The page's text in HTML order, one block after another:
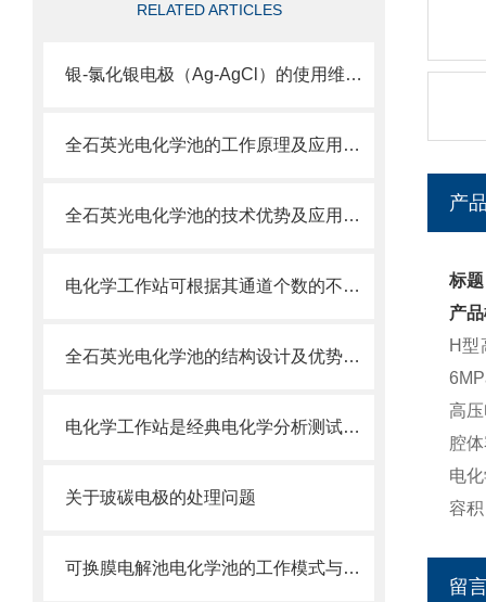
RELATED ARTICLES
银-氯化银电极（Ag-AgCl）的使用维护及注意事项
全石英光电化学池的工作原理及应用场景
全石英光电化学池的技术优势及应用场景
电化学工作站可根据其通道个数的不同分为单通道和多通道两种
全石英光电化学池的结构设计及优势体现
电化学工作站是经典电化学分析测试仪器
关于玻碳电极的处理问题
可换膜电解池电化学池的工作模式与应用场景
产
标
产
H型
高
腔
电
容
留